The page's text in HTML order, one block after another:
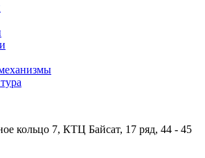
кольцо 7, КТЦ Байсат, 17 ряд, 44 - 45